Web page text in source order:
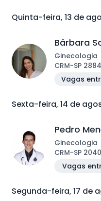
Quinta-feira, 13 de
Bárbara
Ginecologia
CRM-SP
Vagas
Sexta-feira, 14 de
Pedro
Ginecologia
CRM-SP
Vagas
Segunda-feira, 17 de